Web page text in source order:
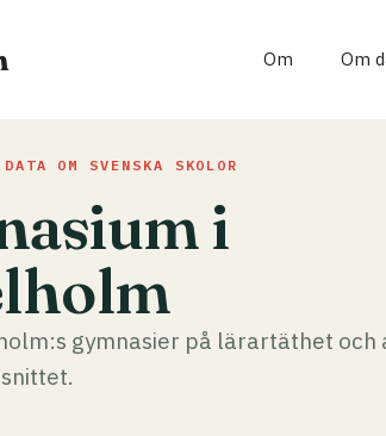
Om Om
OM SVENSKA SKOLOR
i
gymnasier på lärartäthet och